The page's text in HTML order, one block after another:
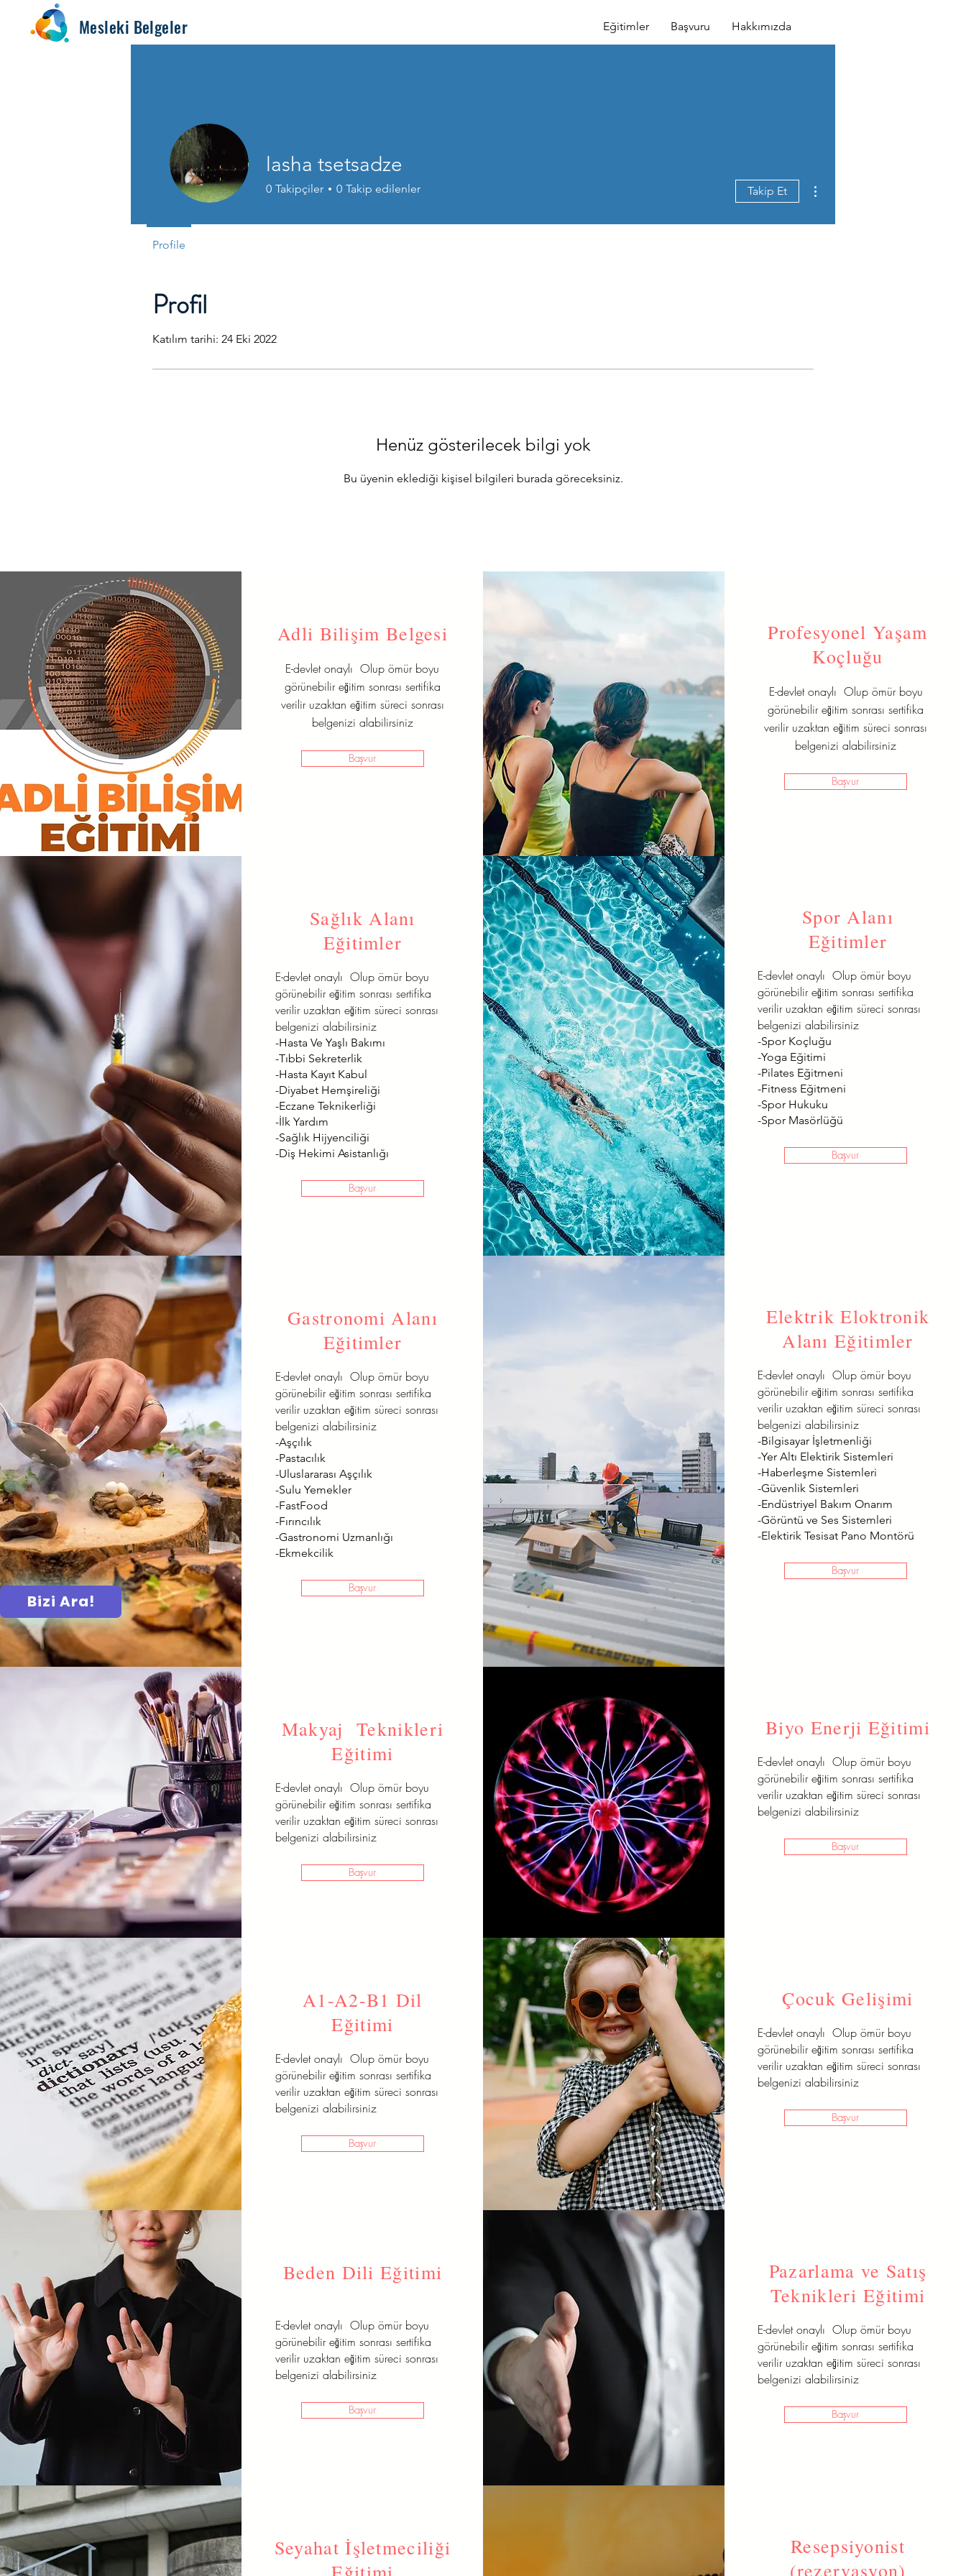
Mesleki Belgeler Eğitimler Başvuru Hakkımızda
Bizi Ara!
Profil
Katılım tarihi: 24 Eki 2022
Henüz gösterilecek bilgi yok
Bu üyenin eklediği kişisel bilgileri burada göreceksiniz.
lasha tsetsadze
0 Takipçiler 0 Takip edilenler Takip Et
Profile
Adli Bilişim Belgesi
E-devlet onaylı Olup ömür boyu
görünebilir eğitim sonrası sertifika
verilir uzaktan eğitim süreci sonrası
belgenizi alabilirsiniz
Başvur
Profesyonel Yaşam
Koçluğu
E-devlet onaylı Olup ömür boyu
görünebilir eğitim sonrası sertifika
verilir uzaktan eğitim süreci sonrası
belgenizi alabilirsiniz
Başvur
Sağlık Alanı
Eğitimler
E-devlet onaylı Olup ömür boyu
görünebilir eğitim sonrası sertifika
verilir uzaktan eğitim süreci sonrası
belgenizi alabilirsiniz
-Hasta Ve Yaşlı Bakımı
-Tıbbi Sekreterlik
-Hasta Kayıt Kabul
-Diyabet Hemşireliği
-Eczane Teknikerliği
-İlk Yardım
-Sağlık Hijyenciliği
-Diş Hekimi Asistanlığı
Başvur
Spor Alanı
Eğitimler
E-devlet onaylı Olup ömür boyu
görünebilir eğitim sonrası sertifika
verilir uzaktan eğitim süreci sonrası
belgenizi alabilirsiniz
-Spor Koçluğu
-Yoga Eğitimi
-Pilates Eğitmeni
-Fitness Eğitmeni
-Spor Hukuku
-Spor Masörlüğü
Başvur
Gastronomi Alanı
Eğitimler
E-devlet onaylı Olup ömür boyu
görünebilir eğitim sonrası sertifika
verilir uzaktan eğitim süreci sonrası
belgenizi alabilirsiniz
-Aşçılık
-Pastacılık
-Uluslararası Aşçılık
-Sulu Yemekler
-FastFood
-Fırıncılık
-Gastronomi Uzmanlığı
-Ekmekcilik
Başvur
Elektrik Eloktronik
Alanı Eğitimler
E-devlet onaylı Olup ömür boyu
görünebilir eğitim sonrası sertifika
verilir uzaktan eğitim süreci sonrası
belgenizi alabilirsiniz
-Bilgisayar İşletmenliği
-Yer Altı Elektirik Sistemleri
-Haberleşme Sistemleri
-Güvenlik Sistemleri
-Endüstriyel Bakım Onarım
-Görüntü ve Ses Sistemleri
-Elektirik Tesisat Pano Montörü
Başvur
Makyaj Teknikleri
Eğitimi
E-devlet onaylı Olup ömür boyu
görünebilir eğitim sonrası sertifika
verilir uzaktan eğitim süreci sonrası
belgenizi alabilirsiniz
Başvur
Biyo Enerji Eğitimi
E-devlet onaylı Olup ömür boyu
görünebilir eğitim sonrası sertifika
verilir uzaktan eğitim süreci sonrası
belgenizi alabilirsiniz
Başvur
A1-A2-B1 Dil
Eğitimi
E-devlet onaylı Olup ömür boyu
görünebilir eğitim sonrası sertifika
verilir uzaktan eğitim süreci sonrası
belgenizi alabilirsiniz
Başvur
Çocuk Gelişimi
E-devlet onaylı Olup ömür boyu
görünebilir eğitim sonrası sertifika
verilir uzaktan eğitim süreci sonrası
belgenizi alabilirsiniz
Başvur
Beden Dili Eğitimi
E-devlet onaylı Olup ömür boyu
görünebilir eğitim sonrası sertifika
verilir uzaktan eğitim süreci sonrası
belgenizi alabilirsiniz
Başvur
Pazarlama ve Satış
Teknikleri Eğitimi
E-devlet onaylı Olup ömür boyu
görünebilir eğitim sonrası sertifika
verilir uzaktan eğitim süreci sonrası
belgenizi alabilirsiniz
Başvur
Seyahat İşletmeciliği
Resepsiyonist
(rezervasyon)